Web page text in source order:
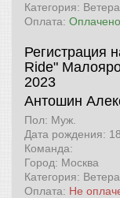
Категория:
Оплата: Оплачено
Регистрация
Ride"
2023
Антошин
Пол: Муж.
Дата рождения:
Команда:
Город: Москва
Категория:
Оплата: Не